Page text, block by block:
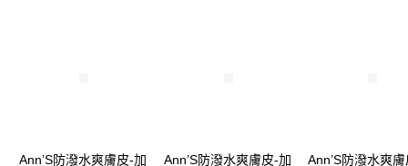
Ann’S防潑水爽膚皮-加 Ann’S防潑水爽膚皮-加 Ann’S防潑水爽